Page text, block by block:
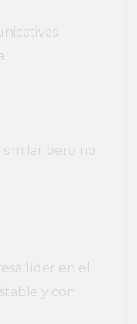
pero no
líder en el
y con